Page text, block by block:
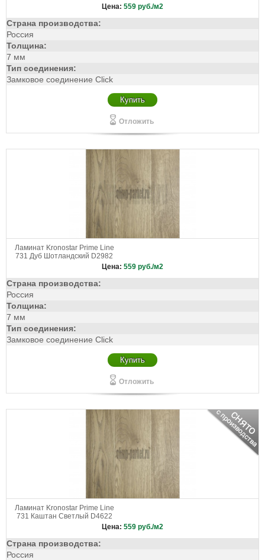
Цена: 559 руб./м2
Страна производства:
Россия
Толщина:
7 мм
Тип соединения:
Замковое соединение Click
Купить
Отложить
Ламинат Kronostar Prime Line
731 Дуб Шотландский D2982
Цена: 559 руб./м2
Страна производства:
Россия
Толщина:
7 мм
Тип соединения:
Замковое соединение Click
Купить
Отложить
Ламинат Kronostar Prime Line
731 Каштан Светлый D4622
Цена: 559 руб./м2
Страна производства:
Россия